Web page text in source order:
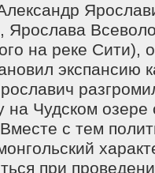
Ярослава
на реке Сити),
экспансию
на Чудском
с тем
при